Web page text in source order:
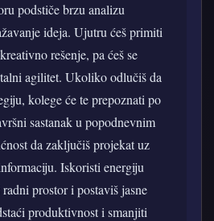
podstiče brzu analizu
ideja. Ujutru ćeš primiti
rešenje, pa ćeš se
agilitet. Ukoliko odlučiš da
kolege će te prepoznati po
sastanak u popodnevnim
da zaključiš projekat uz
Iskoristi energiju
prostor i postaviš jasne
produktivnost i smanjiti